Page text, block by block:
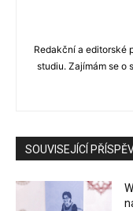
Redakční a editorské
studiu. Zajímám se o
SOUVISEJÍCÍ